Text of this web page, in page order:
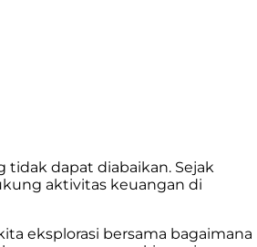
tidak dapat diabaikan. Sejak
aktivitas keuangan di
eksplorasi bersama bagaimana